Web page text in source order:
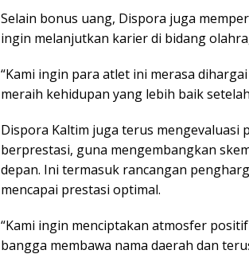
Selain bonus uang, Dispora juga
ingin melanjutkan karier di bidang
“Kami ingin para atlet ini merasa
meraih kehidupan yang lebih baik
Dispora Kaltim juga terus
berprestasi, guna mengembangkan
depan. Ini termasuk rancangan
mencapai prestasi optimal.
“Kami ingin menciptakan atmosfer
bangga membawa nama daerah dan